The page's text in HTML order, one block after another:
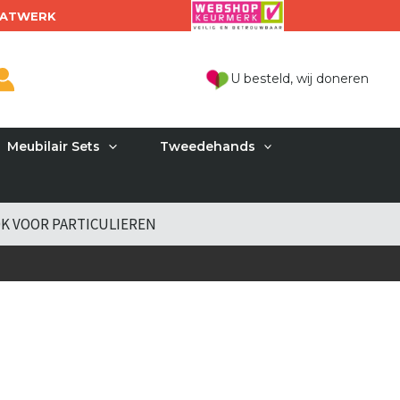
U besteld, wij doneren
Meubilair Sets Tweedehands
VOOR PARTICULIEREN